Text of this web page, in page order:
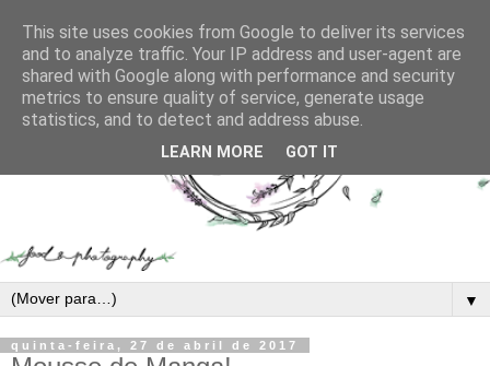
▼
quinta-feira, 27 de abril de 2017
This site uses cookies from Google to deliver its services
and to analyze traffic. Your IP address and user-agent are
shared with Google along with performance and security
metrics to ensure quality of service, generate usage
statistics, and to detect and address abuse.
LEARN MORE GOT IT